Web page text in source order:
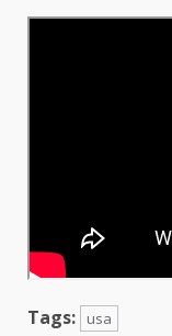
Tags: usa